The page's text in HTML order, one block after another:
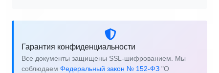
Гарантия конфиденциальности
Все документы защищены SSL-шифрованием. Мы
соблюдаем Федеральный закон № 152-ФЗ "О